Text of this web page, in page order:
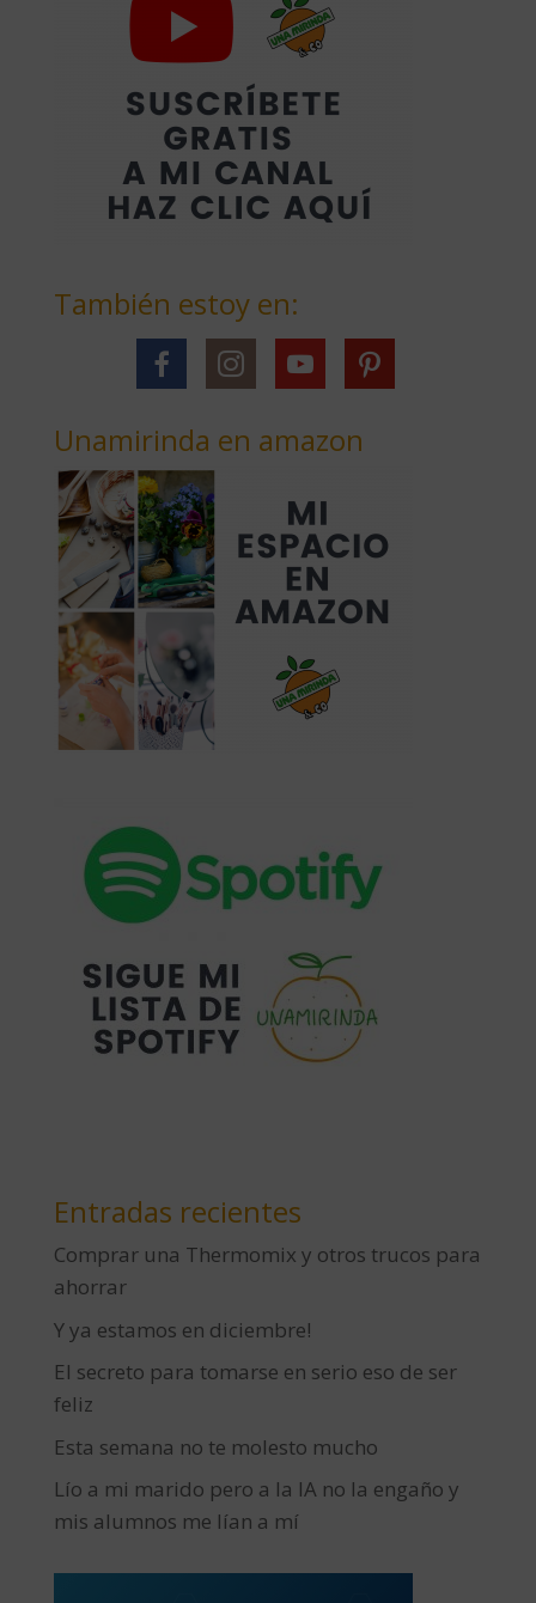
También estoy en:
Unamirinda en amazon
Entradas recientes
Comprar una Thermomix y otros trucos para
ahorrar
Y ya estamos en diciembre!
El secreto para tomarse en serio eso de ser
feliz
Esta semana no te molesto mucho
Lío a mi marido pero a la IA no la engaño y
mis alumnos me lían a mí